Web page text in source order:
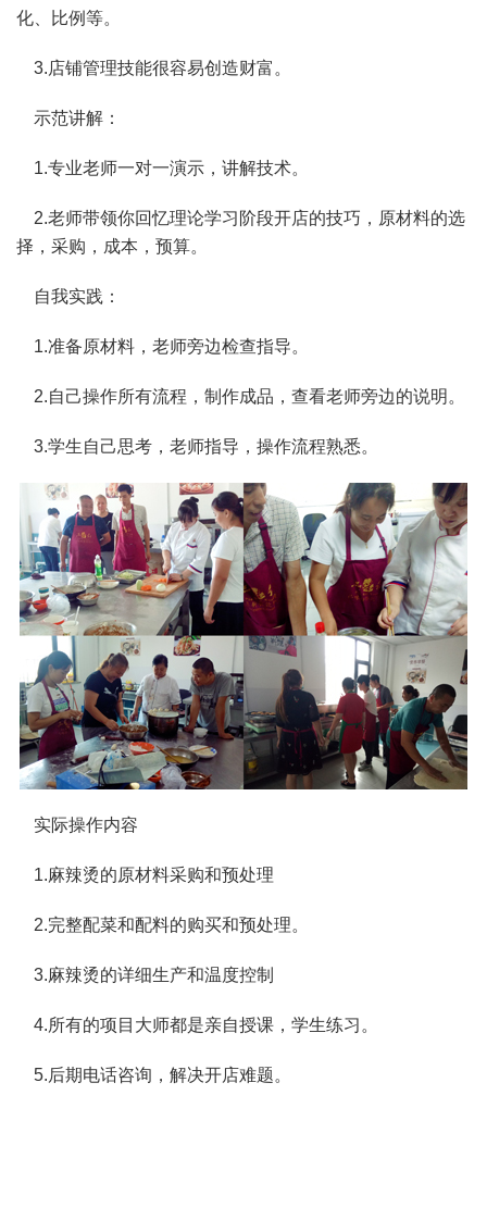
化、比例等。
3.店铺管理技能很容易创造财富。
示范讲解：
1.专业老师一对一演示，讲解技术。
2.老师带领你回忆理论学习阶段开店的技巧，原材料的选
择，采购，成本，预算。
自我实践：
1.准备原材料，老师旁边检查指导。
2.自己操作所有流程，制作成品，查看老师旁边的说明。
3.学生自己思考，老师指导，操作流程熟悉。
实际操作内容
1.麻辣烫的原材料采购和预处理
2.完整配菜和配料的购买和预处理。
3.麻辣烫的详细生产和温度控制
4.所有的项目大师都是亲自授课，学生练习。
5.后期电话咨询，解决开店难题。